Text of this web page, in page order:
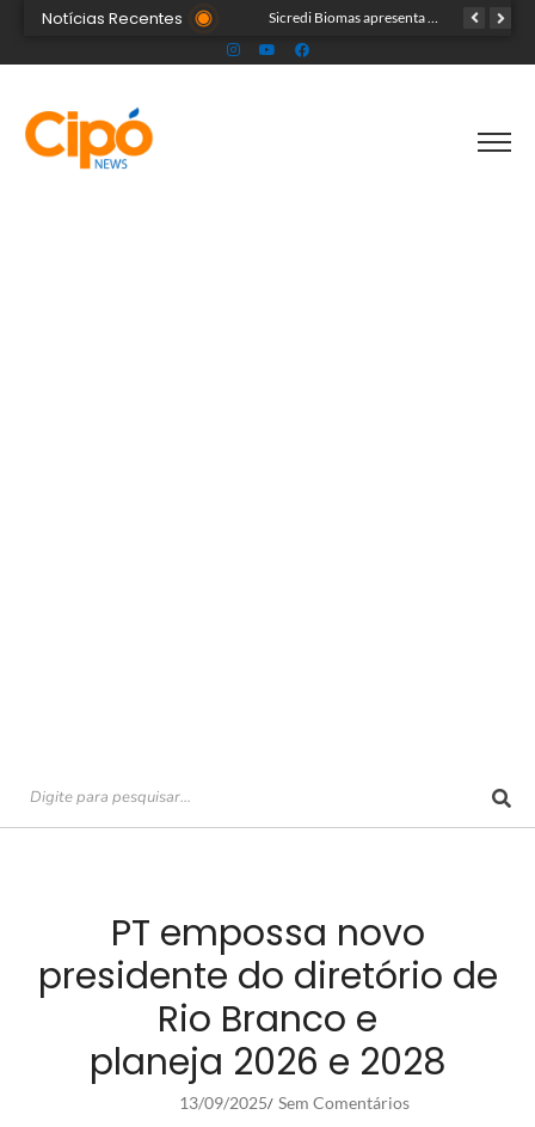
Notícias Recentes Acre segue em alerta para casos de síndrome respiratória aguda grave, aponta Fiocruz
PT empossa novo
presidente do diretório de
Rio Branco e
planeja 2026 e 2028
13/09/2025/ Sem Comentários